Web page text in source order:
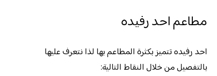
مطاعم احد رفيده
احد رفيده تتميز بكثرة المطاعم بها لذا نتعرف عليها
بالتفصيل من خلال النقاط التالية: